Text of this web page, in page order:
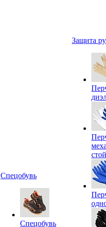
Спецобувь
Спецобувь
Защита